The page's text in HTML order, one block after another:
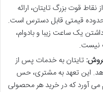
نقاط قوت بزرگ تایتان، ارائه
قیمتی قابل دسترس است.
یک ساعت زیبا و بادوام،
نیست.
تایتان به خدمات پس از
این تعهد به مشتری، حس
می آورد که در خرید هر محصولی